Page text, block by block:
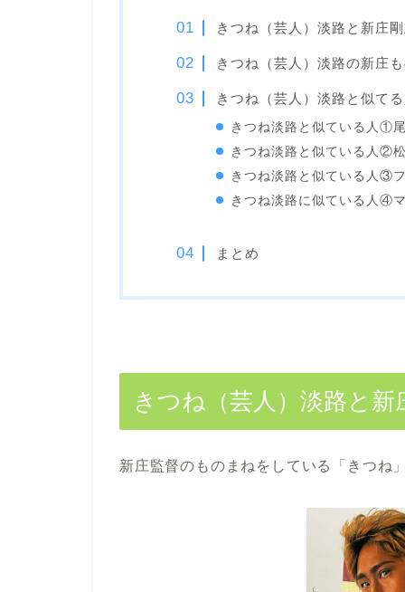
きつね（芸人）淡路と新庄
きつね（芸人）淡路の新庄
きつね（芸人）淡路と似て
きつね淡路と似ている人①
きつね淡路と似ている人②
きつね淡路と似ている人③
きつね淡路に似ている人④
まとめ
きつね（芸人）淡路と
新庄監督のものまねをしている「きつね